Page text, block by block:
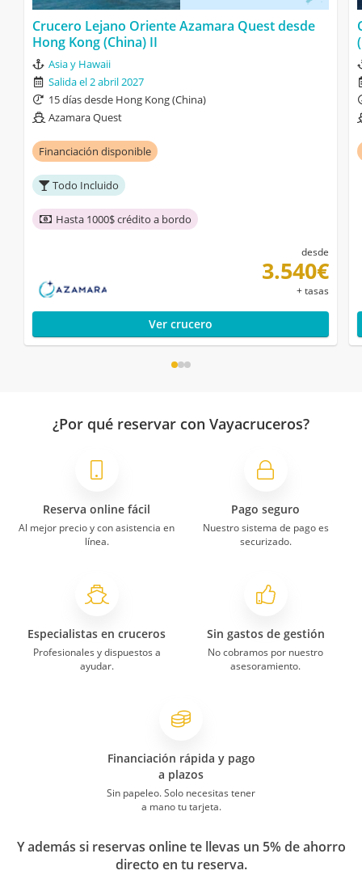
Crucero Lejano Oriente Azamara Quest desde
Hong Kong (China) II
Asia y Hawaii
Salida el 2 abril 2027
15 días desde Hong Kong (China)
Azamara Quest
Financiación disponible
Todo Incluido
Hasta 1000$ crédito a bordo
desde
3.540€
+ tasas
Ver crucero
¿Por qué reservar con Vayacruceros?
Reserva online fácil
Al mejor precio y con asistencia en
línea.
Pago seguro
Nuestro sistema de pago es
securizado.
Especialistas en cruceros
Profesionales y dispuestos a
ayudar.
Sin gastos de gestión
No cobramos por nuestro
asesoramiento.
Financiación rápida y pago
a plazos
Sin papeleo. Solo necesitas tener
a mano tu tarjeta.
Y además si reservas online te llevas un 5% de ahorro
directo en tu reserva.